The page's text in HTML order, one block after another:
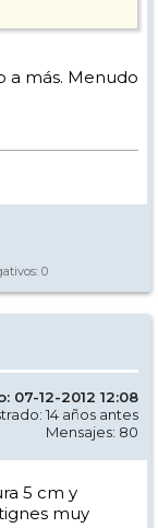
a más. Menudo
0
07-12-2012 12:08
14 años antes
Mensajes: 80
5 cm y
muy